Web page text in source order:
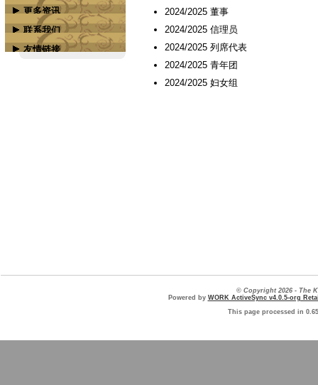
更多资讯
属下会馆
联系我们
友情链接
2024/2025 董事
2024/2025 信理员
2024/2025 列席代表
2024/2025 青年团
2024/2025 妇女组
© Copyright 2026 - The
Powered by WORK ActiveSync v4.0.5-org
This page processed in